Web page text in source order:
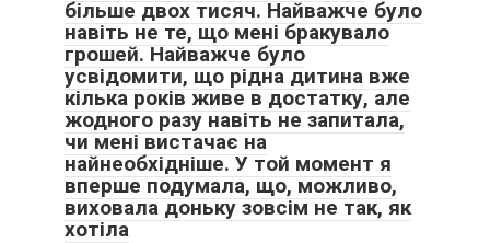
більше двох тисяч. Найважче було
навіть не те, що мені бракувало
грошей. Найважче було
усвідомити, що рідна дитина вже
кілька років живе в достатку, але
жодного разу навіть не запитала,
чи мені вистачає на
найнеобхідніше. У той момент я
вперше подумала, що, можливо,
виховала доньку зовсім не так, як
хотіла